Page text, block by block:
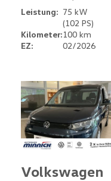
Leistung: 75 kW
(102 PS)
Kilometer:100 km
EZ:
02/2026
Volkswagen